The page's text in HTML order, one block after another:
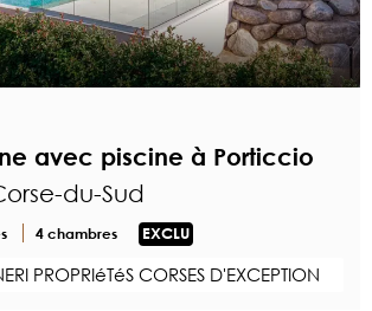
avec piscine à Porticcio
du-Sud
4 chambres EXCLU
PROPRIéTéS CORSES D'EXCEPTION